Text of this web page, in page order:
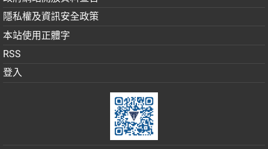
隱私權及資訊安全政策
本站使用正體字
RSS
登入